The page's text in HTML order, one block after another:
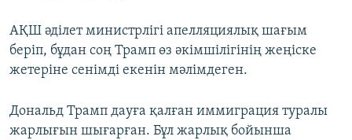
АҚШ әділет министрлігі апелляциялық шағым
беріп, бұдан соң Трамп өз әкімшілігінің жеңіске
жетеріне сенімді екенін мәлімдеген.
Дональд Трамп дауға қалған иммиграция туралы
жарлығын шығарған. Бұл жарлық бойынша